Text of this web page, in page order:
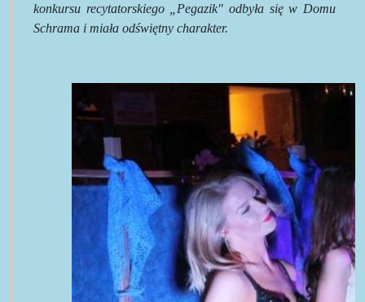
konkursu recytatorskiego „Pegazik" odbyła się w Domu
Schrama i miała odświętny charakter.